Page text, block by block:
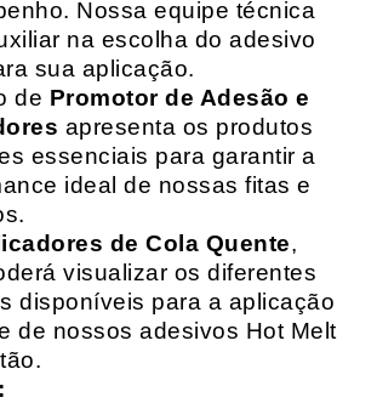
Nossa equipe técnica
na escolha do adesivo
sua aplicação.
de Promotor de Adesão e
apresenta os produtos
essenciais para garantir a
ideal de nossas fitas e
de Cola Quente,
visualizar os diferentes
disponíveis para a aplicação
de nossos adesivos Hot Melt